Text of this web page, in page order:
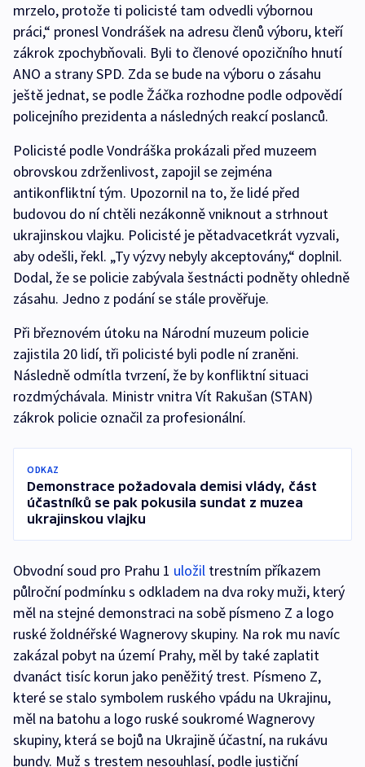
mrzelo, protože ti policisté tam odvedli výbornou
práci,“ pronesl Vondrášek na adresu členů výboru, kteří
zákrok zpochybňovali. Byli to členové opozičního hnutí
ANO a strany SPD. Zda se bude na výboru o zásahu
ještě jednat, se podle Žáčka rozhodne podle odpovědí
policejního prezidenta a následných reakcí poslanců.
Policisté podle Vondráška prokázali před muzeem
obrovskou zdrženlivost, zapojil se zejména
antikonfliktní tým. Upozornil na to, že lidé před
budovou do ní chtěli nezákonně vniknout a strhnout
ukrajinskou vlajku. Policisté je pětadvacetkrát vyzvali,
aby odešli, řekl. „Ty výzvy nebyly akceptovány,“ doplnil.
Dodal, že se policie zabývala šestnácti podněty ohledně
zásahu. Jedno z podání se stále prověřuje.
Při březnovém útoku na Národní muzeum policie
zajistila 20 lidí, tři policisté byli podle ní zraněni.
Následně odmítla tvrzení, že by konfliktní situaci
rozdmýchávala. Ministr vnitra Vít Rakušan (STAN)
zákrok policie označil za profesionální.
ODKAZ
Demonstrace požadovala demisi vlády, část
účastníků se pak pokusila sundat z muzea
ukrajinskou vlajku
Obvodní soud pro Prahu 1 uložil trestním příkazem
půlroční podmínku s odkladem na dva roky muži, který
měl na stejné demonstraci na sobě písmeno Z a logo
ruské žoldnéřské Wagnerovy skupiny. Na rok mu navíc
zakázal pobyt na území Prahy, měl by také zaplatit
dvanáct tisíc korun jako peněžitý trest. Písmeno Z,
které se stalo symbolem ruského vpádu na Ukrajinu,
měl na batohu a logo ruské soukromé Wagnerovy
skupiny, která se bojů na Ukrajině účastní, na rukávu
bundy. Muž s trestem nesouhlasí, podle justiční